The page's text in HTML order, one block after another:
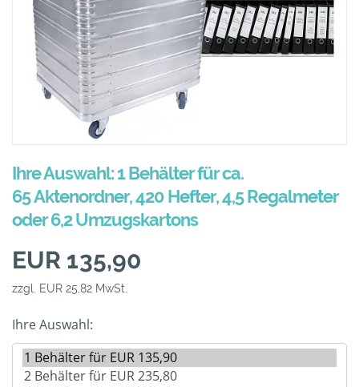
Ihre Auswahl: 1 Behälter für ca.
65 Aktenordner, 420 Hefter, 4,5 Regalmeter
oder 6,2 Umzugskartons
EUR 135,90
zzgl. EUR 25,82 MwSt.
Ihre Auswahl: